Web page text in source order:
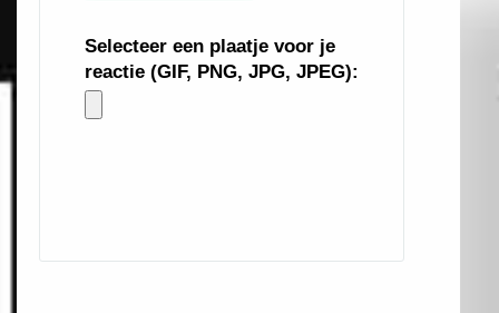
Selecteer een plaatje voor je
reactie (GIF, PNG, JPG, JPEG):